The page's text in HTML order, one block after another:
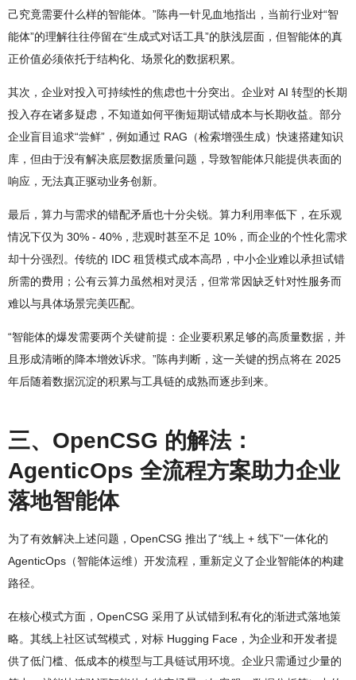
己究竟需要什么样的智能体。”陈冉一针见血地指出，当前行业对“智
能体”的理解往往停留在“生成式对话工具”的肤浅层面，但智能体的真
正价值必须依托于结构化、场景化的数据积累。
其次，企业对投入可持续性的焦虑也十分突出。企业对 AI 转型的长期
投入存在诸多疑虑，不知道如何平衡短期试错成本与长期收益。部分
企业盲目追求“尝鲜”，例如通过 RAG（检索增强生成）快速搭建知识
库，但由于没有解决底层数据质量问题，导致智能体只能提供表面的
响应，无法真正驱动业务创新。
最后，算力与需求的错配矛盾也十分尖锐。算力利用率低下，在乐观
情况下仅为 30% - 40%，悲观时甚至不足 10%，而企业的个性化需求
却十分强烈。传统的 IDC 租赁模式成本高昂，中小企业难以承担试错
所需的费用；公有云算力虽然相对灵活，但常常因缺乏针对性服务而
难以与具体场景完美匹配。
“智能体的爆发需要两个关键前提：企业要积累足够的高质量数据，并
且形成清晰的降本增效诉求。”陈冉判断，这一关键的拐点将在 2025
年后随着数据沉淀的积累与工具链的成熟而逐步到来。
三、OpenCSG 的解法：
AgenticOps 全流程方案助力企业
落地智能体
为了有效解决上述问题，OpenCSG 推出了“线上 + 线下”一体化的
AgenticOps（智能体运维）开发流程，重新定义了企业智能体的构建
路径。
在核心模式方面，OpenCSG 采用了从试错到私有化的渐进式落地策
略。其线上社区试驾模式，对标 Hugging Face，为企业和开发者提
供了低门槛、低成本的模型与工具链试用环境。企业只需通过少量的